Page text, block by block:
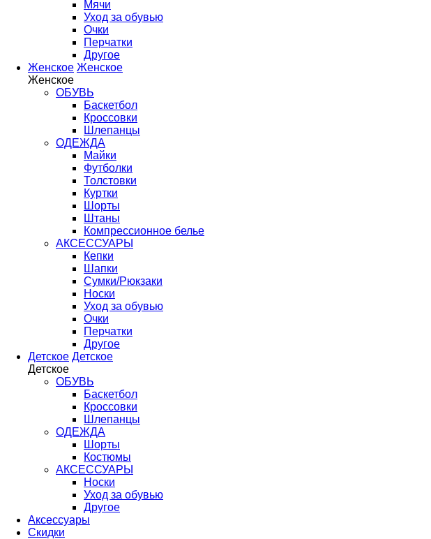
Мячи
Уход за обувью
Очки
Перчатки
Другое
Женское Женское
Женское
ОБУВЬ
Баскетбол
Кроссовки
Шлепанцы
ОДЕЖДА
Майки
Футболки
Толстовки
Куртки
Шорты
Штаны
Компрессионное белье
АКСЕССУАРЫ
Кепки
Шапки
Сумки/Рюкзаки
Носки
Уход за обувью
Очки
Перчатки
Другое
Детское Детское
Детское
ОБУВЬ
Баскетбол
Кроссовки
Шлепанцы
ОДЕЖДА
Шорты
Костюмы
АКСЕССУАРЫ
Носки
Уход за обувью
Другое
Аксессуары
Скидки